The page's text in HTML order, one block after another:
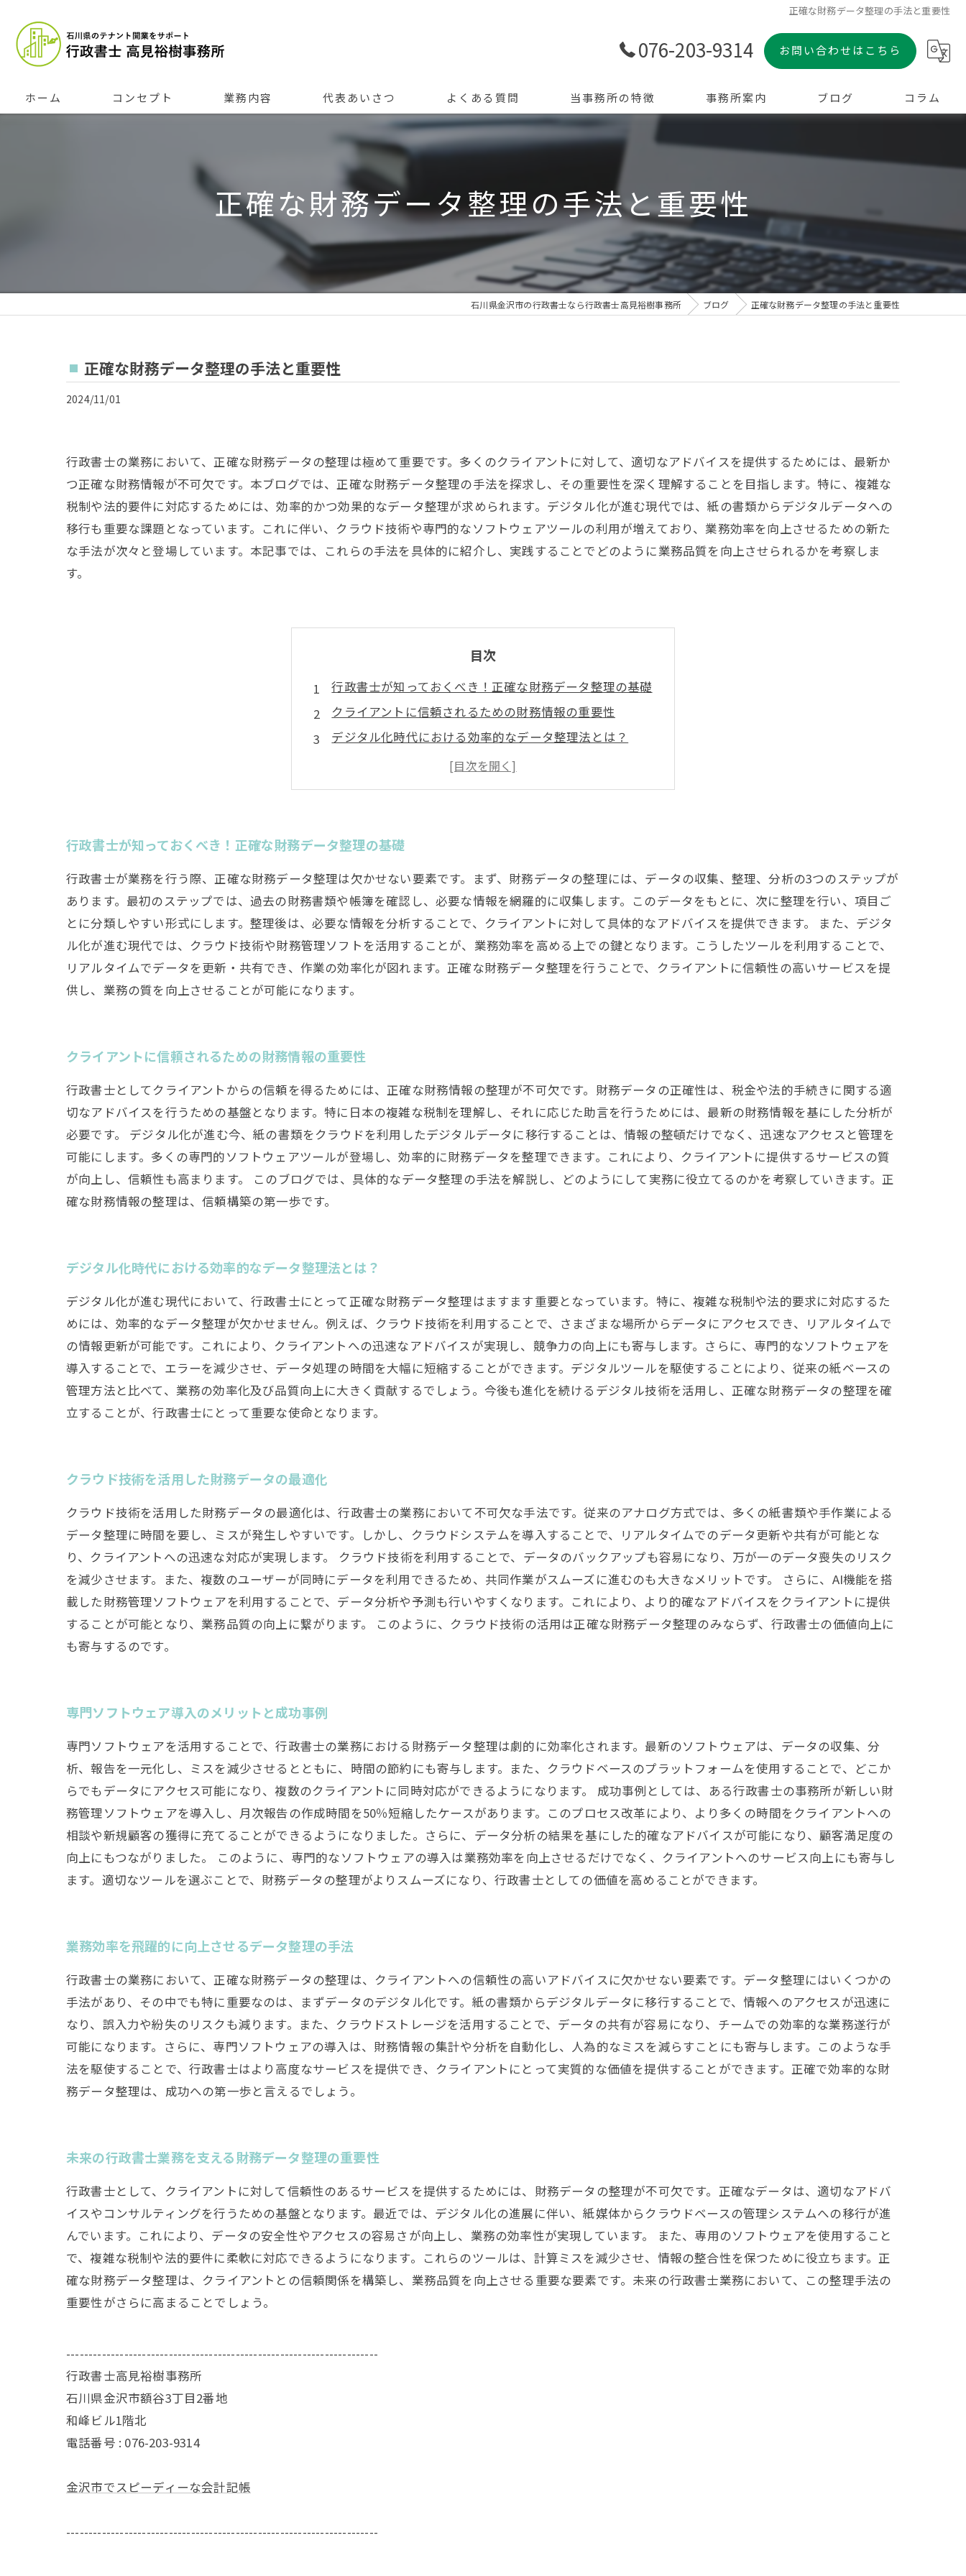
正確な財務データ整理の手法と重要性
076-203-9314 お問い合わせはこちら
ホーム コンセプト 業務内容 代表あいさつ よくある質問 当事務所の特徴
許認可申請
開業
資金調達
会計記帳
事務所案内 ブログ コラム
正確な財務データ整理の手法と重要性
石川県金沢市の行政書士なら行政書士高見裕樹事務所 ブログ 正確な財務データ整理の手法と重要性
正確な財務データ整理の手法と重要性
2024/11/01
行政書士の業務において、正確な財務データの整理は極めて重要です。多くのクライアントに対して、適切なアドバイスを提供するためには、最新か
つ正確な財務情報が不可欠です。本ブログでは、正確な財務データ整理の手法を探求し、その重要性を深く理解することを目指します。特に、複雑な
税制や法的要件に対応するためには、効率的かつ効果的なデータ整理が求められます。デジタル化が進む現代では、紙の書類からデジタルデータへの
移行も重要な課題となっています。これに伴い、クラウド技術や専門的なソフトウェアツールの利用が増えており、業務効率を向上させるための新た
な手法が次々と登場しています。本記事では、これらの手法を具体的に紹介し、実践することでどのように業務品質を向上させられるかを考察しま
す。
目次
行政書士が知っておくべき！正確な財務データ整理の基礎
クライアントに信頼されるための財務情報の重要性
デジタル化時代における効率的なデータ整理法とは？
クラウド技術を活用した財務データの最適化
専門ソフトウェア導入のメリットと成功事例
未来の行政書士業務を支える財務データ整理の重要性
行政書士が知っておくべき！正確な財務データ整理の基礎
行政書士が業務を行う際、正確な財務データ整理は欠かせない要素です。まず、財務データの整理には、データの収集、整理、分析の3つのステップが
あります。最初のステップでは、過去の財務書類や帳簿を確認し、必要な情報を網羅的に収集します。このデータをもとに、次に整理を行い、項目ご
とに分類しやすい形式にします。整理後は、必要な情報を分析することで、クライアントに対して具体的なアドバイスを提供できます。 また、デジタ
ル化が進む現代では、クラウド技術や財務管理ソフトを活用することが、業務効率を高める上での鍵となります。こうしたツールを利用することで、
リアルタイムでデータを更新・共有でき、作業の効率化が図れます。正確な財務データ整理を行うことで、クライアントに信頼性の高いサービスを提
供し、業務の質を向上させることが可能になります。
クライアントに信頼されるための財務情報の重要性
行政書士としてクライアントからの信頼を得るためには、正確な財務情報の整理が不可欠です。財務データの正確性は、税金や法的手続きに関する適
切なアドバイスを行うための基盤となります。特に日本の複雑な税制を理解し、それに応じた助言を行うためには、最新の財務情報を基にした分析が
必要です。 デジタル化が進む今、紙の書類をクラウドを利用したデジタルデータに移行することは、情報の整頓だけでなく、迅速なアクセスと管理を
可能にします。多くの専門的ソフトウェアツールが登場し、効率的に財務データを整理できます。これにより、クライアントに提供するサービスの質
が向上し、信頼性も高まります。 このブログでは、具体的なデータ整理の手法を解説し、どのようにして実務に役立てるのかを考察していきます。正
確な財務情報の整理は、信頼構築の第一歩です。
デジタル化時代における効率的なデータ整理法とは？
デジタル化が進む現代において、行政書士にとって正確な財務データ整理はますます重要となっています。特に、複雑な税制や法的要求に対応するた
めには、効率的なデータ整理が欠かせません。例えば、クラウド技術を利用することで、さまざまな場所からデータにアクセスでき、リアルタイムで
の情報更新が可能です。これにより、クライアントへの迅速なアドバイスが実現し、競争力の向上にも寄与します。さらに、専門的なソフトウェアを
導入することで、エラーを減少させ、データ処理の時間を大幅に短縮することができます。デジタルツールを駆使することにより、従来の紙ベースの
管理方法と比べて、業務の効率化及び品質向上に大きく貢献するでしょう。今後も進化を続けるデジタル技術を活用し、正確な財務データの整理を確
立することが、行政書士にとって重要な使命となります。
クラウド技術を活用した財務データの最適化
クラウド技術を活用した財務データの最適化は、行政書士の業務において不可欠な手法です。従来のアナログ方式では、多くの紙書類や手作業による
データ整理に時間を要し、ミスが発生しやすいです。しかし、クラウドシステムを導入することで、リアルタイムでのデータ更新や共有が可能とな
り、クライアントへの迅速な対応が実現します。 クラウド技術を利用することで、データのバックアップも容易になり、万が一のデータ喪失のリスク
を減少させます。また、複数のユーザーが同時にデータを利用できるため、共同作業がスムーズに進むのも大きなメリットです。 さらに、AI機能を搭
載した財務管理ソフトウェアを利用することで、データ分析や予測も行いやすくなります。これにより、より的確なアドバイスをクライアントに提供
することが可能となり、業務品質の向上に繋がります。 このように、クラウド技術の活用は正確な財務データ整理のみならず、行政書士の価値向上に
も寄与するのです。
専門ソフトウェア導入のメリットと成功事例
専門ソフトウェアを活用することで、行政書士の業務における財務データ整理は劇的に効率化されます。最新のソフトウェアは、データの収集、分
析、報告を一元化し、ミスを減少させるとともに、時間の節約にも寄与します。また、クラウドベースのプラットフォームを使用することで、どこか
らでもデータにアクセス可能になり、複数のクライアントに同時対応ができるようになります。 成功事例としては、ある行政書士の事務所が新しい財
務管理ソフトウェアを導入し、月次報告の作成時間を50％短縮したケースがあります。このプロセス改革により、より多くの時間をクライアントへの
相談や新規顧客の獲得に充てることができるようになりました。さらに、データ分析の結果を基にした的確なアドバイスが可能になり、顧客満足度の
向上にもつながりました。 このように、専門的なソフトウェアの導入は業務効率を向上させるだけでなく、クライアントへのサービス向上にも寄与し
ます。適切なツールを選ぶことで、財務データの整理がよりスムーズになり、行政書士としての価値を高めることができます。
業務効率を飛躍的に向上させるデータ整理の手法
行政書士の業務において、正確な財務データの整理は、クライアントへの信頼性の高いアドバイスに欠かせない要素です。データ整理にはいくつかの
手法があり、その中でも特に重要なのは、まずデータのデジタル化です。紙の書類からデジタルデータに移行することで、情報へのアクセスが迅速に
なり、誤入力や紛失のリスクも減ります。また、クラウドストレージを活用することで、データの共有が容易になり、チームでの効率的な業務遂行が
可能になります。さらに、専門ソフトウェアの導入は、財務情報の集計や分析を自動化し、人為的なミスを減らすことにも寄与します。このような手
法を駆使することで、行政書士はより高度なサービスを提供でき、クライアントにとって実質的な価値を提供することができます。正確で効率的な財
務データ整理は、成功への第一歩と言えるでしょう。
未来の行政書士業務を支える財務データ整理の重要性
行政書士として、クライアントに対して信頼性のあるサービスを提供するためには、財務データの整理が不可欠です。正確なデータは、適切なアドバ
イスやコンサルティングを行うための基盤となります。最近では、デジタル化の進展に伴い、紙媒体からクラウドベースの管理システムへの移行が進
んでいます。これにより、データの安全性やアクセスの容易さが向上し、業務の効率性が実現しています。 また、専用のソフトウェアを使用すること
で、複雑な税制や法的要件に柔軟に対応できるようになります。これらのツールは、計算ミスを減少させ、情報の整合性を保つために役立ちます。正
確な財務データ整理は、クライアントとの信頼関係を構築し、業務品質を向上させる重要な要素です。未来の行政書士業務において、この整理手法の
重要性がさらに高まることでしょう。
----------------------------------------------------------------------
行政書士高見裕樹事務所
石川県金沢市額谷3丁目2番地
和峰ビル1階北
電話番号 : 076-203-9314
金沢市でスピーディーな会計記帳
----------------------------------------------------------------------